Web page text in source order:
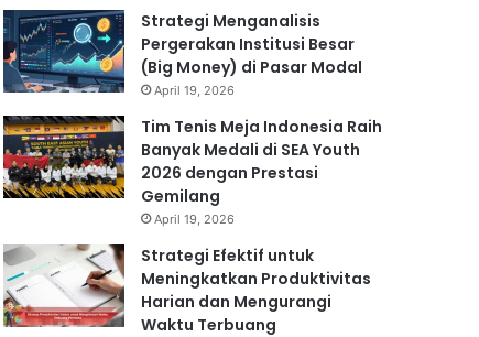
Strategi Menganalisis
Pergerakan Institusi Besar
(Big Money) di Pasar Modal
April 19, 2026
Tim Tenis Meja Indonesia Raih
Banyak Medali di SEA Youth
2026 dengan Prestasi
Gemilang
April 19, 2026
Strategi Efektif untuk
Meningkatkan Produktivitas
Harian dan Mengurangi
Waktu Terbuang